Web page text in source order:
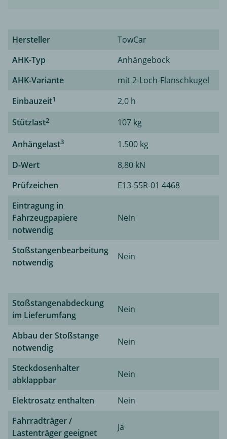
Hersteller
TowCar
AHK-Typ
Anhängebock
AHK-Variante
mit 2-Loch-Flanschkugel
Einbauzeit1
2,0 h
Stützlast2
107 kg
Anhängelast3
1.500 kg
D-Wert
8,80 kN
Prüfzeichen
E13-55R-01 4468
Eintragung in
Fahrzeugpapiere
notwendig
Nein
Stoßstangenbearbeitung
notwendig
Nein
Stoßstangenabdeckung
im Lieferumfang
Nein
Abbau der Stoßstange
notwendig
Nein
Steckdosenhalter
abklappbar
Nein
Elektrosatz enthalten
Nein
Fahrradträger /
Lastenträger geeignet
Ja